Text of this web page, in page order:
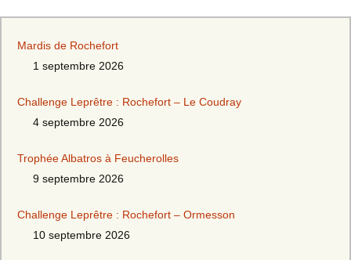
Mardis de Rochefort
1 septembre 2026
Challenge Leprêtre : Rochefort – Le Coudray
4 septembre 2026
Trophée Albatros à Feucherolles
9 septembre 2026
Challenge Leprêtre : Rochefort – Ormesson
10 septembre 2026